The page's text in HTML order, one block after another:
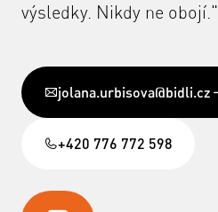
výsledky. Nikdy ne obojí."
jolana.urbisova@bidli.cz
+420 776 772 598